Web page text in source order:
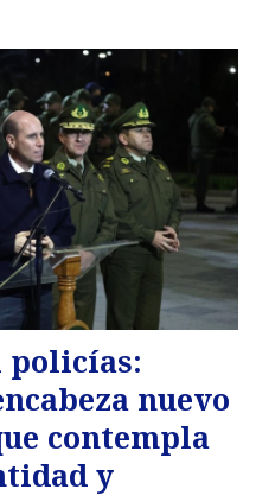
policías:
nuevo
contempla
y